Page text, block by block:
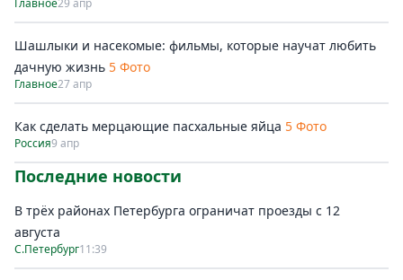
Главное29 апр
Шашлыки и насекомые: фильмы, которые научат любить
дачную жизнь 5 Фото
Главное27 апр
Как сделать мерцающие пасхальные яйца 5 Фото
Россия9 апр
Последние новости
В трёх районах Петербурга ограничат проезды с 12
августа
С.Петербург11:39